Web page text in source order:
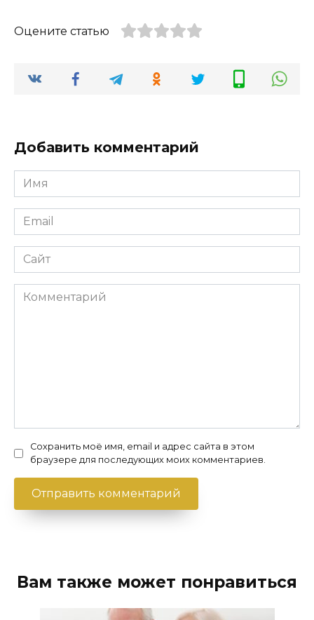
Оцените статью
Добавить комментарий
Имя
*
Email
*
Сайт
Комментарий
Сохранить моё имя, email и адрес сайта в этом
браузере для последующих моих комментариев.
Вам также может понравиться